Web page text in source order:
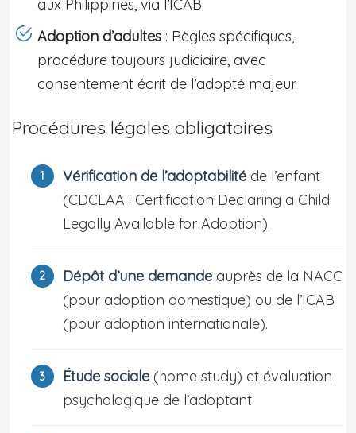
aux Philippines, via l’ICAB.
Adoption d’adultes : Règles spécifiques,
procédure toujours judiciaire, avec
consentement écrit de l’adopté majeur.
Procédures légales obligatoires
Vérification de l’adoptabilité de l’enfant
(CDCLAA : Certification Declaring a Child
Legally Available for Adoption).
Dépôt d’une demande auprès de la NACC
(pour adoption domestique) ou de l’ICAB
(pour adoption internationale).
Étude sociale (home study) et évaluation
psychologique de l’adoptant.